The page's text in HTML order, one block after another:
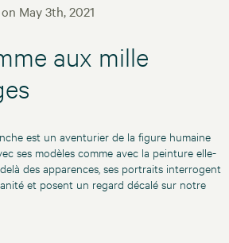
May 3th, 2021
aux mille
est un aventurier de la figure humaine
ses modèles comme avec la peinture elle-
des apparences, ses portraits interrogent
et posent un regard décalé sur notre